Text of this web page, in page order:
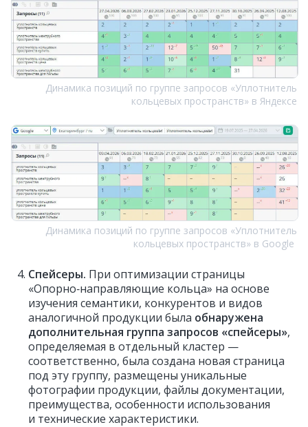
Динамика позиций по группе запросов «Уплотнитель
кольцевых пространств» в Яндексе
Динамика позиций по группе запросов «Уплотнитель
кольцевых пространств» в Google
Спейсеры. При оптимизации страницы
«Опорно‑направляющие кольца» на основе
изучения семантики, конкурентов и видов
аналогичной продукции была обнаружена
дополнительная группа запросов «спейсеры»,
определяемая в отдельный кластер —
соответственно, была создана новая страница
под эту группу, размещены уникальные
фотографии продукции, файлы документации,
преимущества, особенности использования
и технические характеристики.